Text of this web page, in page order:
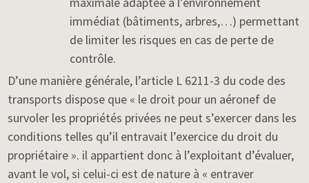
immédiat (bâtiments, arbres,…) permettant
de limiter les risques en cas de perte de
contrôle.
D’une manière générale, l’article L 6211-3 du code des
transports dispose que « le droit pour un aéronef de
survoler les propriétés privées ne peut s’exercer dans les
conditions telles qu’il entravait l’exercice du droit du
propriétaire ». il appartient donc à l’exploitant d’évaluer,
avant le vol, si celui-ci est de nature à « entraver